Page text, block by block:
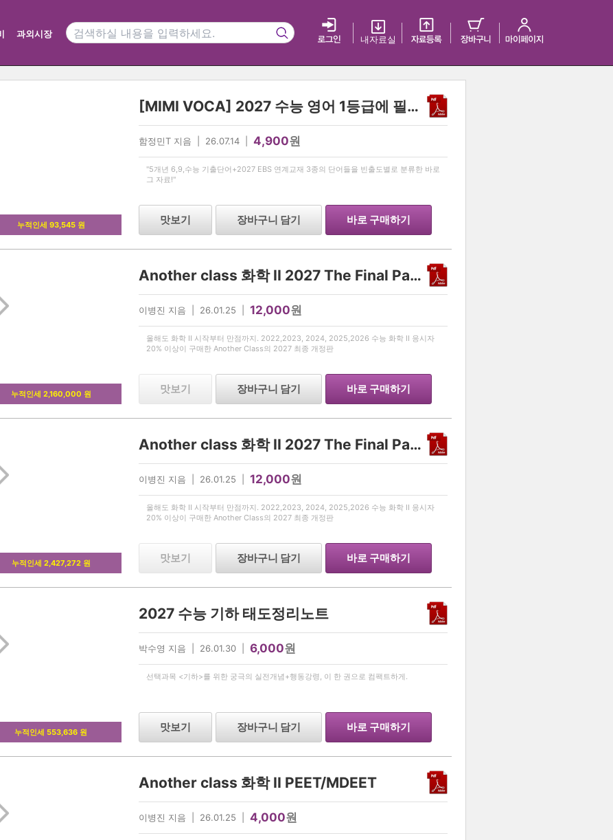
과외시장
내 자료실
누적인세 93,545 원
[MIMI VOCA] 2027 수능 영어 1등급에 필요한 모든 단어 리스트! [미미보카]
함정민T 지음 | 26.07.14 | 4,900원
"5개년 6,9,수능 기출단어+2027 EBS 연계교재 3종의 단어들을 빈출도별로 분류한 바로
그 자료!"
맛보기 장바구니 담기 바로 구매하기
누적인세 2,160,000 원
Another class 화학 II 2027 The Final Part 2
이병진 지음 | 26.01.25 | 12,000원
올해도 화학 II 시작부터 만점까지. 2022,2023, 2024, 2025,2026 수능 화학 II 응시자
20% 이상이 구매한 Another Class의 2027 최종 개정판
맛보기 장바구니 담기 바로 구매하기
누적인세 2,427,272 원
Another class 화학 II 2027 The Final Part 1
이병진 지음 | 26.01.25 | 12,000원
올해도 화학 II 시작부터 만점까지. 2022,2023, 2024, 2025,2026 수능 화학 II 응시자
20% 이상이 구매한 Another Class의 2027 최종 개정판
맛보기 장바구니 담기 바로 구매하기
누적인세 553,636 원
2027 수능 기하 태도정리노트
박수영 지음 | 26.01.30 | 6,000원
선택과목 <기하>를 위한 궁극의 실전개념+행동강령, 이 한 권으로 컴팩트하게.
맛보기 장바구니 담기 바로 구매하기
Another class 화학 II PEET/MDEET
이병진 지음 | 26.01.25 | 4,000원